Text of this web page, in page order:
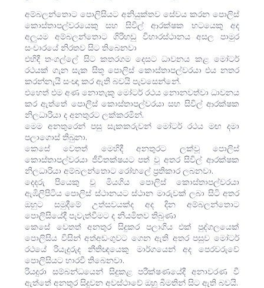
අම්බලන්තොට පොලිසියට අනියුක්තව සේවය කරන පොලිස්
කොස්තාපල්වරයෙකු සහ සිවිල් ආරක්ෂක භටයෙකු අද
අලුයම අම්බලන්තොට ගිරිහඩු විහාරස්ථානය අසල පාමුර
සංචාරයේ නිරතව සිට තිබෙනවා
එහිදී තංගල්ලේ සිට කතරගම දෙසට ධාවනය කළ මෝටර්
රථයක් ගැන සැක සිතූ පොලිස් කොස්තාපල්වරයා එය නතර
කරන්නැයි සංඥා කර ඇති බවයි පැවසෙන්නේ.
එහෙත් එම අණ නොතැකූ මෝටර් රථය නොනවත්වා ධාවනය
කර ඇත්තේ පොලිස් කොස්තාපල්වරයා සහ සිවිල් ආරක්ෂක
නිලධාරියා ද අනතුරට ලක්කරමින්.
මෙම අනතුරෙන් පසු සැකකරුවන් මෝටර් රථය මඟ දමා
පලාගොස් තිබුනා.
කෙසේ වෙතත් මෙහිදී අනතුරට ලක්වූ පොලිස්
කොස්තාපල්වරයා ජීවිතක්ෂයට පත් වූ අතර සිවිල් ආරක්ෂක
නිලධාරියා අම්බලන්තොට රෝහලේ ප්‍රතිකාර ලබනවා.
දෙදරු පියෙකු වූ මියගිය පොලිස් කොස්තාපල්වරයා
ඇඹිලිපිටිය පොලිස් ස්ථානයට ස්ථාන මාරුවක් ලබා සිටි අතර
ඔහුට සමුදීමේ උත්සවයක්ද අද දින අම්බලන්තොට
පොලිසියේදී පැවැත්වීමට ද නියමිතව තිබුණා
කෙසේ වෙතත් අනතුර සිදුකර පලාගිය එක් පුද්ගලයෙක්
පොලිසිය විසින් අත්අඩංගුවට ගෙන ඇති අතර පසුව මෝටර්
රථයේ රියැදුරුද නීතිඥයෙකු මාර්ගයෙන් අද පෙරවරුවේ
පොලිසියට භාරවී තිබෙනවා.
රියදුරා සම්බන්ධයෙන් සිදුකළ පරීක්ෂණයේදී අනාවරණ වී
ඇත්තේ අනතුර සිදුවන අවස්ථාවේ ඔහු බීමතින් සිට ඇති බවයි.